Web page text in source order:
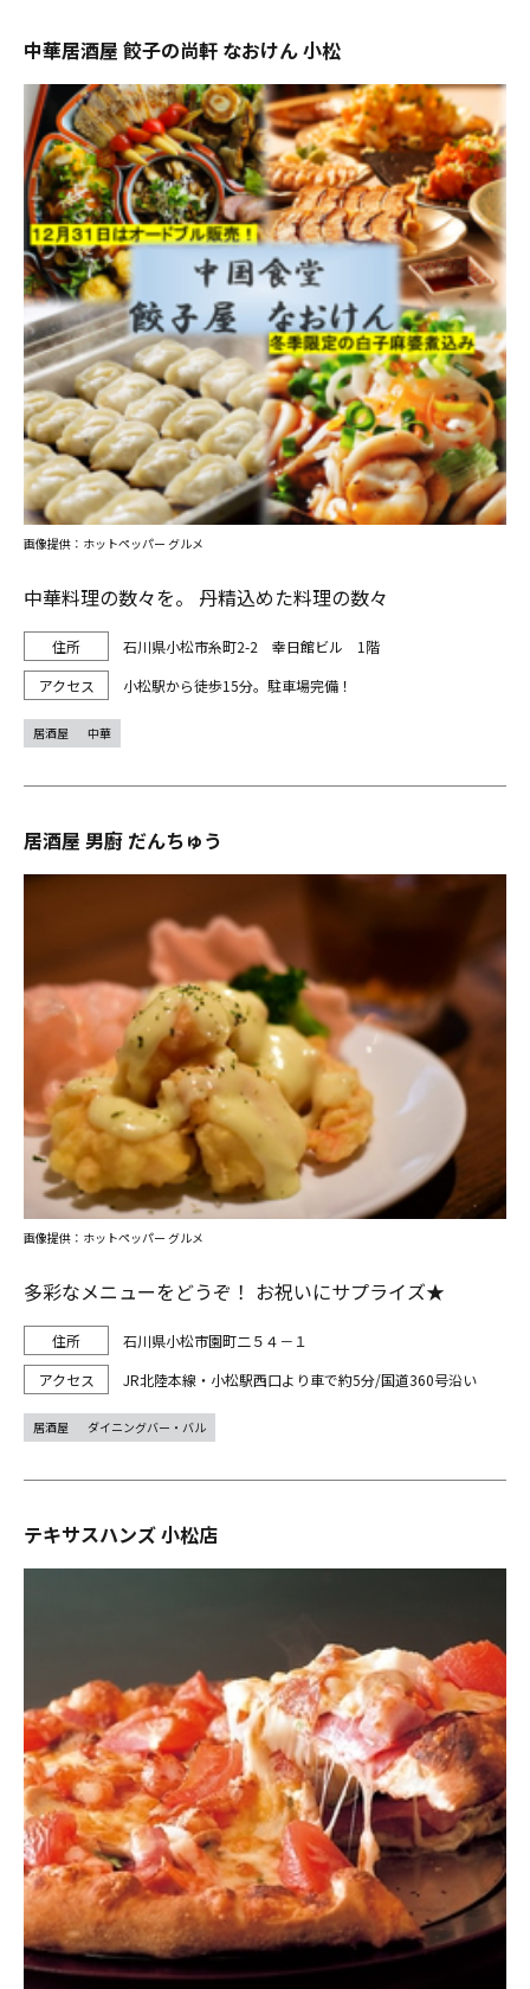
中華居酒屋 餃子の尚軒 なおけん 小松
中華料理の数々を。 丹精込めた料理の数々
石川県小松市糸町2-2 幸日館ビル 1階
小松駅から徒歩15分。駐車場完備！
画像提供：ホットペッパー グルメ
居酒屋 中華
居酒屋 男廚 だんちゅう
多彩なメニューをどうぞ！ お祝いにサプライズ★
石川県小松市園町二５４－１
JR北陸本線・小松駅西口より車で約5分/国道360号沿い
画像提供：ホットペッパー グルメ
居酒屋 ダイニングバー・バル
テキサスハンズ 小松店